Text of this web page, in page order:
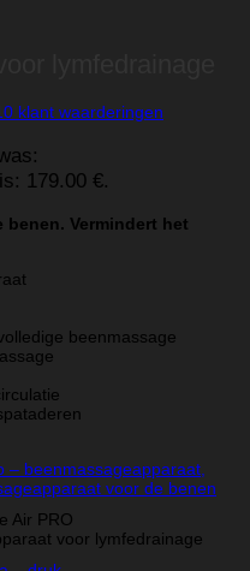
klant waarderingen
179.00 €.
Vermindert het
beenmassage